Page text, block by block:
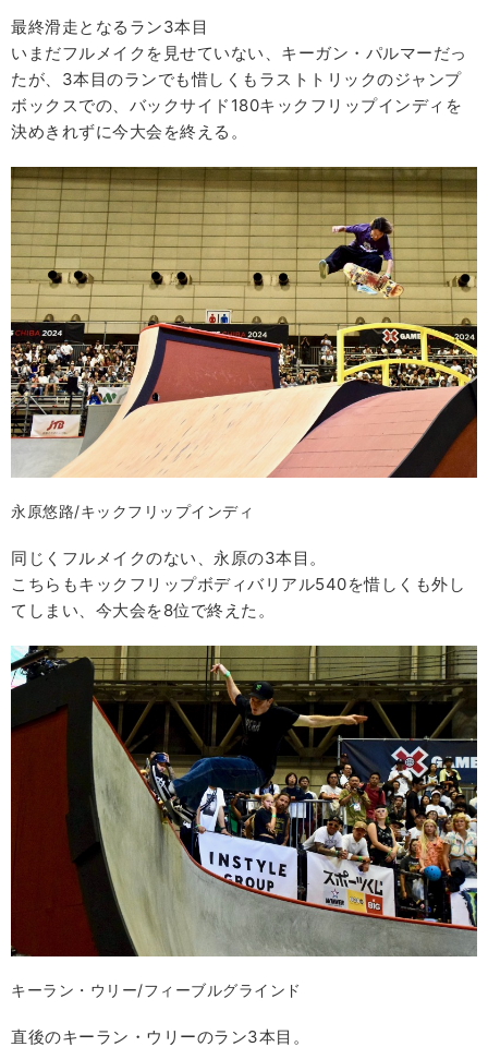
最終滑走となるラン3本目
いまだフルメイクを見せていない、キーガン・パルマーだっ
たが、3本目のランでも惜しくもラストトリックのジャンプ
ボックスでの、バックサイド180キックフリップインディを
決めきれずに今大会を終える。
永原悠路/キックフリップインディ
同じくフルメイクのない、永原の3本目。
こちらもキックフリップボディバリアル540を惜しくも外し
てしまい、今大会を8位で終えた。
キーラン・ウリー/フィーブルグラインド
直後のキーラン・ウリーのラン3本目。